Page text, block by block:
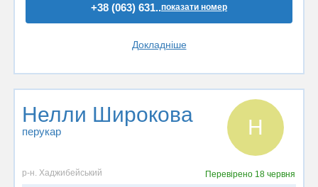
+38 (063) 631..показати номер
Докладніше
Нелли Широкова
перукар Н
р-н. Хаджибейський Перевірено 18 червня